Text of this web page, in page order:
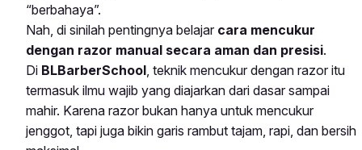
“berbahaya”.
Nah, di sinilah pentingnya belajar cara mencukur
dengan razor manual secara aman dan presisi.
Di BLBarberSchool , teknik mencukur dengan razor itu
termasuk ilmu wajib yang diajarkan dari dasar sampai
mahir. Karena razor bukan hanya untuk mencukur
jenggot, tapi juga bikin garis rambut tajam, rapi, dan bersih